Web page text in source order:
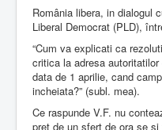
România libera, in dialogul
Liberal Democrat (PLD),
“Cum va explicati ca
critica la adresa
data de 1 aprilie, cand
incheiata?” (subl. mea).
Ce raspunde V.F. nu
pret de un sfert de ora se